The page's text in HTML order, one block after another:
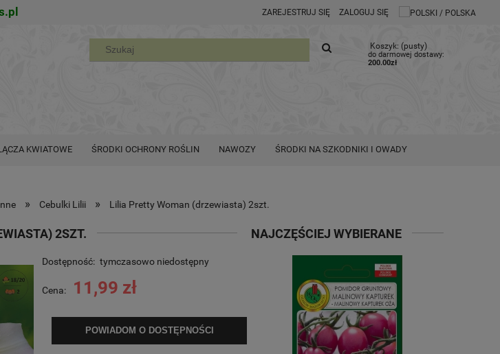
ZAREJESTRUJ SIĘ ZALOGUJ SIĘ
Koszyk: (pusty)
do darmowej dostawy:
200.00zł
KWIATOWE ŚRODKI OCHRONY ROŚLIN NAWOZY ŚRODKI NA SZKODNIKI I OWADY
» Cebulki Lilii » Lilia Pretty Woman (drzewiasta) 2szt.
2SZT.
Dostępność: tymczasowo niedostępny
Cena: 11,99 zł
POWIADOM O DOSTĘPNOŚCI
NAJCZĘŚCIEJ WYBIERANE